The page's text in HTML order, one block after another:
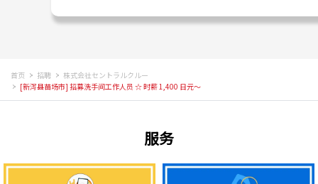
首页 招聘
株式会社セントラルクルー
[新泻县苗场市] 招募洗手间工作人员 ☆ 时薪 1,400 日元〜
服务